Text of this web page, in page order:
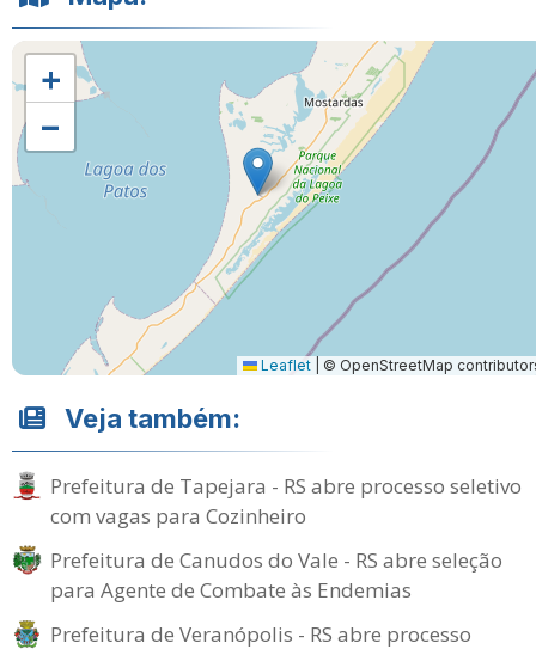
+
−
Leaflet © OpenStreetMap
Veja também:
Prefeitura de Tapejara - RS abre processo seletivo
com vagas para Cozinheiro
Prefeitura de Canudos do Vale - RS abre seleção
para Agente de Combate às Endemias
Prefeitura de Veranópolis - RS abre processo